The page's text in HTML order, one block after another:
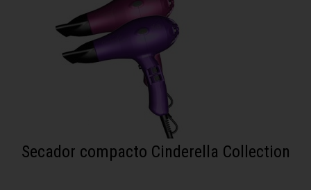
Secador compacto Cinderella Collection